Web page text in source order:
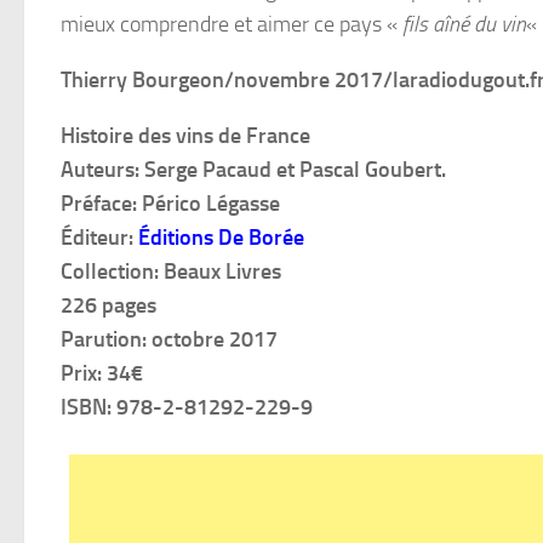
mieux comprendre et aimer ce pays « fils aîné du vin«
Thierry Bourgeon/novembre 2017/
Histoire des vins de France
Auteurs: Serge Pacaud et Pascal Goubert.
Préface: Périco Légasse
Éditeur: Éditions De Borée
Collection: Beaux Livres
226 pages
Parution: octobre 2017
Prix: 34€
ISBN: 978-2-81292-229-9